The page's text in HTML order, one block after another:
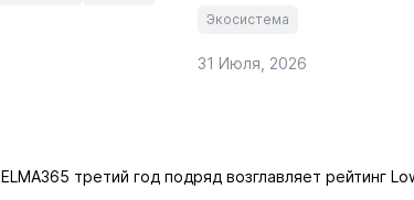
Экосистема
31 Июля, 2026
ELMA365 третий год подряд возглавляет рейтинг